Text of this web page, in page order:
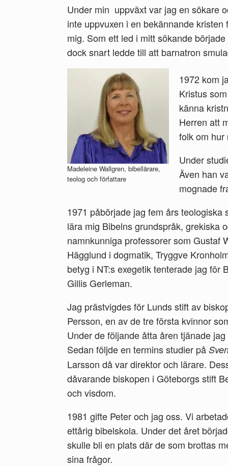
Under min uppväxt var jag en sökare
inte uppvuxen i en bekännande
mig. Som ett led i mitt sökande
dock snart ledde till att barnatron
Madeleine Wallgren, bibellärare,
teolog och författare
1972 kom
Kristus
känna
Herren att
folk om hur
Under
Även han
mognade
1971 påbörjade jag fem års
lära mig Bibelns grundspråk, grekiska
namnkunniga professorer som Gustaf
Hägglund i dogmatik, Tryggve
betyg i NT:s exegetik tenterade jag för
Gillis Gerleman.
Jag prästvigdes för Lunds stift av
Persson, en av de tre första kvinnor
Under de följande åtta åren tjänade
Sedan följde en termins studier på
Larsson då var direktor och lärare.
dåvarande biskopen i Göteborgs stift
och visdom.
1981 gifte Peter och jag oss. Vi
ettårig bibelskola. Under det året
skulle bli en plats där de som brottas
sina frågor.